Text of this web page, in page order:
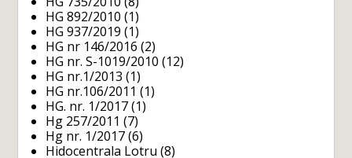
HG 892/2010 (1)
HG 937/2019 (1)
HG nr 146/2016 (2)
HG nr. S-1019/2010 (12)
HG nr.1/2013 (1)
HG nr.106/2011 (1)
HG. nr. 1/2017 (1)
Hg 257/2011 (7)
Hg nr. 1/2017 (6)
Hidocentrala Lotru (8)